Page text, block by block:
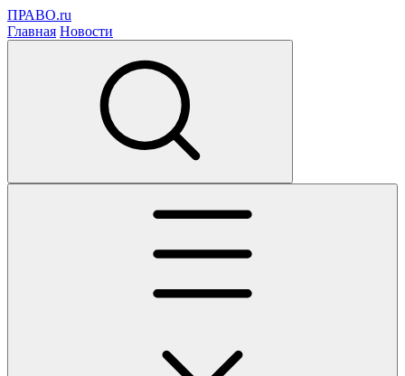
ПРАВО.ru
Главная Новости